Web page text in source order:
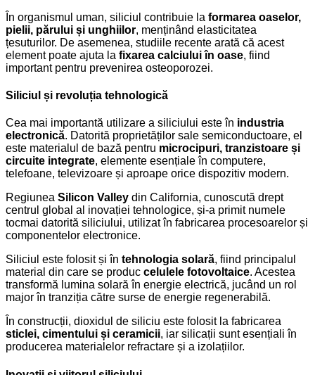
În organismul uman, siliciul contribuie la formarea oaselor,
pielii, părului și unghiilor, menținând elasticitatea
țesuturilor. De asemenea, studiile recente arată că acest
element poate ajuta la fixarea calciului în oase, fiind
important pentru prevenirea osteoporozei.
Siliciul și revoluția tehnologică
Cea mai importantă utilizare a siliciului este în industria
electronică. Datorită proprietăților sale semiconductoare, el
este materialul de bază pentru microcipuri, tranzistoare și
circuite integrate, elemente esențiale în computere,
telefoane, televizoare și aproape orice dispozitiv modern.
Regiunea Silicon Valley din California, cunoscută drept
centrul global al inovației tehnologice, și-a primit numele
tocmai datorită siliciului, utilizat în fabricarea procesoarelor și
componentelor electronice.
Siliciul este folosit și în tehnologia solară, fiind principalul
material din care se produc celulele fotovoltaice. Acestea
transformă lumina solară în energie electrică, jucând un rol
major în tranziția către surse de energie regenerabilă.
În construcții, dioxidul de siliciu este folosit la fabricarea
sticlei, cimentului și ceramicii, iar silicații sunt esențiali în
producerea materialelor refractare și a izolațiilor.